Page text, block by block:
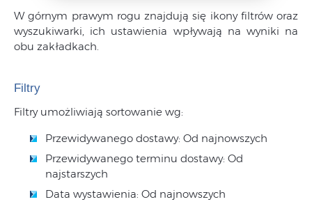
W górnym prawym rogu znajdują się ikony filtrów oraz
wyszukiwarki, ich ustawienia wpływają na wyniki na
obu zakładkach.
Filtry
Filtry umożliwiają sortowanie wg:
Przewidywanego dostawy: Od najnowszych
Przewidywanego terminu dostawy: Od
najstarszych
Data wystawienia: Od najnowszych